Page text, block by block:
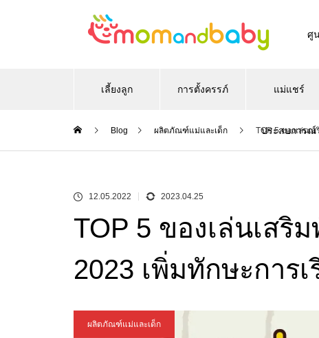
ศู
เลี้ยงลูก การตั้งครรภ์ แม่แชร์
ประสบการณ์
Blog ผลิตภัณฑ์แม่และเด็ก TOP 5 ของเล่นเ
12.05.2022 2023.04.25
TOP 5 ของเล่นเส
2023 เพิ่มทักษะการ
ผลิตภัณฑ์แม่และเด็ก